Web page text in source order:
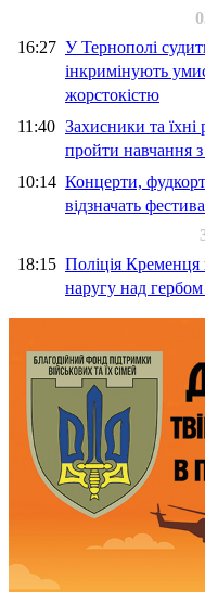
16:27 У Тернополі
інкримінують
жорстокістю
11:40 Захисники та
пройти навчання з
10:14 Концерти,
відзначать
18:15 Поліція Кременця
наругу над